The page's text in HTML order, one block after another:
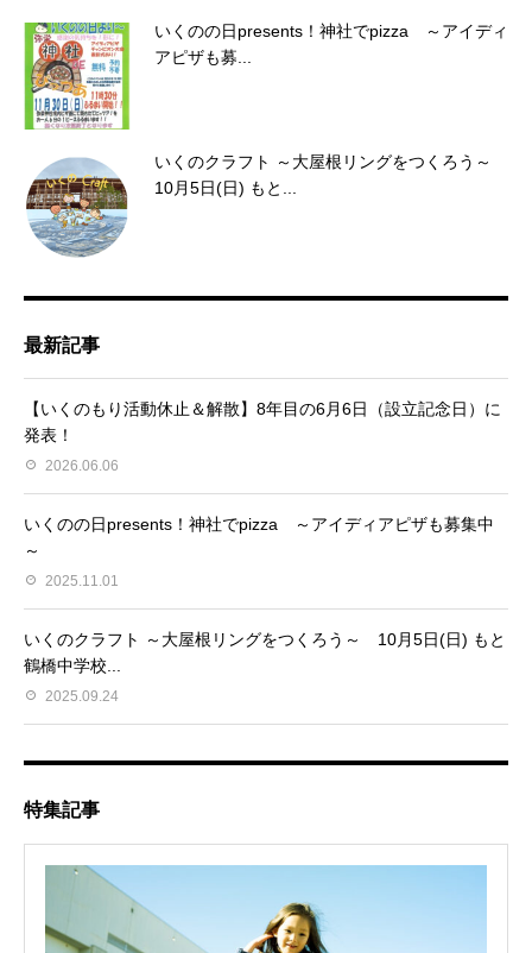
いくのの日presents！神社でpizza ～アイディ
アピザも募...
いくのクラフト ～大屋根リングをつくろう～
10月5日(日) もと...
最新記事
【いくのもり活動休止＆解散】8年目の6月6日（設立記念日）に
発表！
2026.06.06
いくのの日presents！神社でpizza ～アイディアピザも募集中
～
2025.11.01
いくのクラフト ～大屋根リングをつくろう～ 10月5日(日) もと
鶴橋中学校...
2025.09.24
特集記事